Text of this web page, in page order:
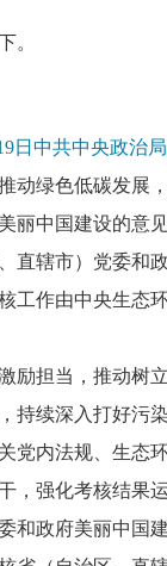
。
19日中共中央政
绿色低碳发展
丽中国建设的意
辖市）党委和
作由中央生态
担当，推动树
持续深入打好
党内法规、生态
，强化考核结果
政府美丽中国